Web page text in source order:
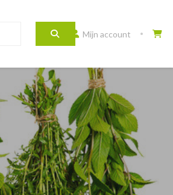
Mijn account